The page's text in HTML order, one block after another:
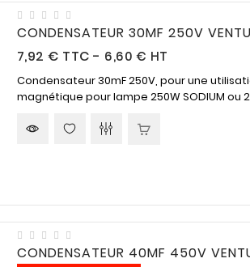
CONDENSATEUR 30MF 250V
7,92 € Prix
TTC - 6,60 € HT
Condensateur 30mF 250V, pour une
magnétique pour lampe 250W SODIUM ou
CONDENSATEUR 40MF 450V